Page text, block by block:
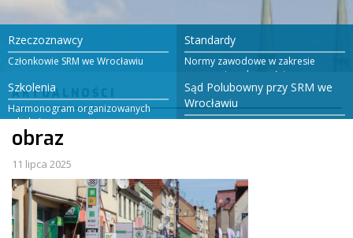
Rzeczoznawcy
Członkowie SRM we Wrocławiu
Standardy
Normy zawodowe w zakresie
wyceny nieruchomości
Szkolenia
Harmonogram organizowanych
szkoleń
Sąd Polubowny przy SRM we
Wrocławiu
AKTUALNOŚCI
obraz
11 lipca 2025